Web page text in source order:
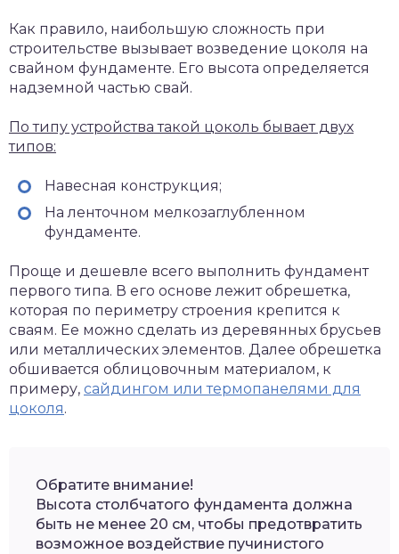
Как правило, наибольшую сложность при
строительстве вызывает возведение цоколя на
свайном фундаменте. Его высота определяется
надземной частью свай.
По типу устройства такой цоколь бывает двух
типов:
Навесная конструкция;
На ленточном мелкозаглубленном
фундаменте.
Проще и дешевле всего выполнить фундамент
первого типа. В его основе лежит обрешетка,
которая по периметру строения крепится к
сваям. Ее можно сделать из деревянных брусьев
или металлических элементов. Далее обрешетка
обшивается облицовочным материалом, к
примеру, сайдингом или термопанелями для
цоколя.
Обратите внимание!
Высота столбчатого фундамента должна
быть не менее 20 см, чтобы предотвратить
возможное воздействие пучинистого